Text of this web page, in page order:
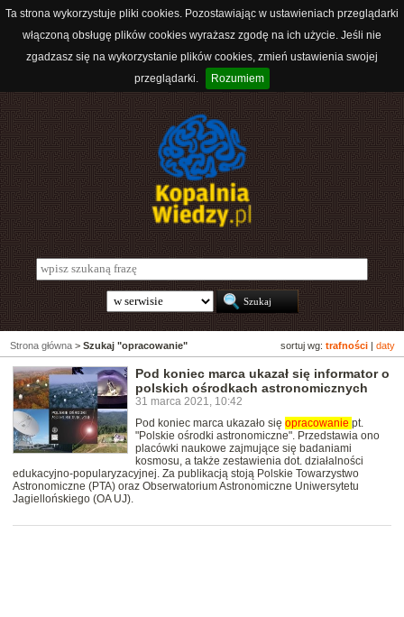
Ta strona wykorzystuje pliki cookies. Pozostawiając w ustawieniach przeglądarki
włączoną obsługę plików cookies wyrażasz zgodę na ich użycie. Jeśli nie
zgadzasz się na wykorzystanie plików cookies, zmień ustawienia swojej
przeglądarki.
Rozumiem
sortuj wg: trafności daty
Strona główna > Szukaj "opracowanie"
Pod koniec marca ukazał się informator o
polskich ośrodkach astronomicznych
31 marca 2021, 10:42
Pod koniec marca ukazało się opracowanie pt.
"Polskie ośrodki astronomiczne". Przedstawia ono
placówki naukowe zajmujące się badaniami
kosmosu, a także zestawienia dot. działalności
edukacyjno-popularyzacyjnej. Za publikacją stoją Polskie Towarzystwo
Astronomiczne (PTA) oraz Obserwatorium Astronomiczne Uniwersytetu
Jagiellońskiego (OA UJ).